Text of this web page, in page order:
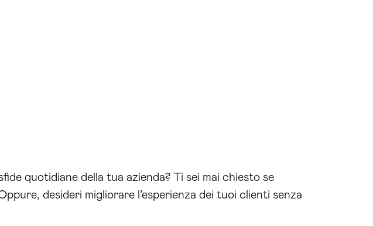
quotidiane della tua azienda? Ti sei mai chiesto se
desideri migliorare l’esperienza dei tuoi clienti senza